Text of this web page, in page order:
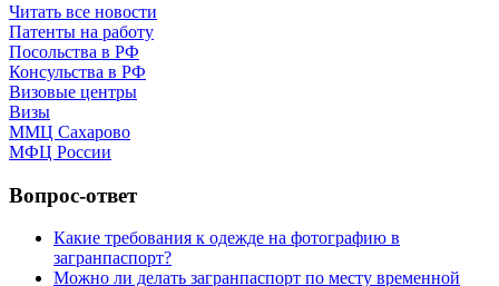
Читать все новости
Патенты на работу
Посольства в РФ
Консульства в РФ
Визовые центры
Визы
ММЦ Сахарово
МФЦ России
Вопрос-ответ
Какие требования к одежде на фотографию в
загранпаспорт?
Можно ли делать загранпаспорт по месту временной